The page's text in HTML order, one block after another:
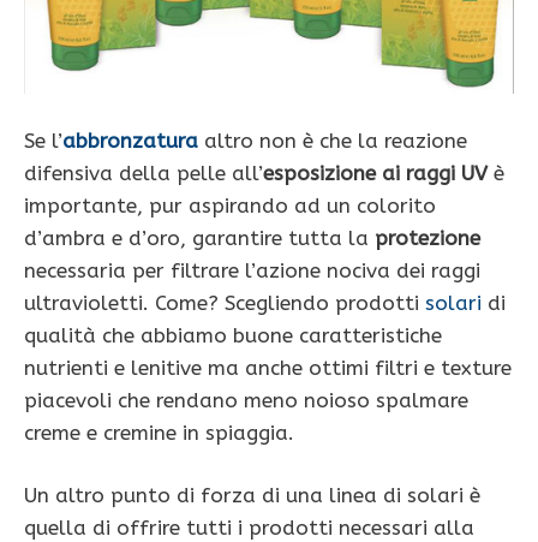
Se l’abbronzatura altro non è che la reazione
difensiva della pelle all’esposizione ai raggi UVè
importante, pur aspirando ad un colorito
d’ambra e d’oro, garantire tutta la protezione
necessaria per filtrare l’azione nociva dei raggi
ultravioletti. Come? Scegliendo prodotti solari di
qualità che abbiamo buone caratteristiche
nutrienti e lenitive ma anche ottimi filtri e texture
piacevoli che rendano meno noioso spalmare
creme e cremine in spiaggia.
Un altro punto di forza di una linea di solari è
quella di offrire tutti i prodotti necessari alla